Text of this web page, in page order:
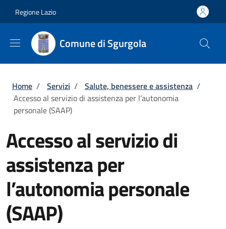
Regione Lazio
Comune di Sgurgola
Briciole di pane
Home / Servizi / Salute, benessere e assistenza /
Accesso al servizio di assistenza per l’autonomia
personale (SAAP)
Accesso al servizio di
assistenza per
l’autonomia personale
(SAAP)